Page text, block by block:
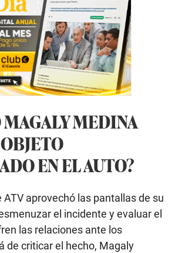
MAGALY MEDINA
EN EL AUTO?
aprovechó las pantallas de su
el incidente y evaluar el
las relaciones ante los
de criticar el hecho, Magaly